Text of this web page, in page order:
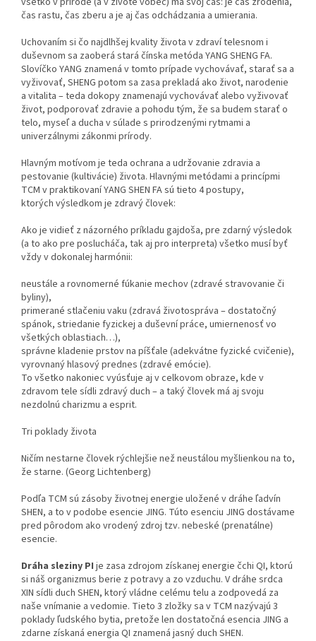
čas rastu, čas zberu a je aj čas odchádzania a umierania.
Uchovaním si čo najdlhšej kvality života v zdraví telesnom i
duševnom sa zaoberá stará čínska metóda YANG SHENG FA.
Slovíčko YANG znamená v tomto prípade vychovávať, starať sa a
vyživovať, SHENG potom sa zasa prekladá ako život, narodenie
a vitalita – teda dokopy znamenajú vychovávať alebo vyživovať
život, podporovať zdravie a pohodu tým, že sa budem starať o
telo, myseľ a ducha v súlade s prirodzenými rytmami a
univerzálnymi zákonmi prírody.
Hlavným motívom je teda ochrana a udržovanie zdravia a
pestovanie (kultivácie) života. Hlavnými metódami a princípmi
TCM v praktikovaní YANG SHEN FA sú tieto 4 postupy,
ktorých výsledkom je zdravý človek:
Ako je vidieť z názorného príkladu gajdoša, pre zdarný výsledok
(a to ako pre poslucháča, tak aj pro interpreta) všetko musí byť
vždy v dokonalej harmónii:
neustále a rovnomerné fúkanie mechov (zdravé stravovanie či
byliny),
primerané stlačeniu vaku (zdravá životospráva – dostatočný
spánok, striedanie fyzickej a duševní práce, umiernenosť vo
všetkých oblastiach…),
správne kladenie prstov na píšťale (adekvátne fyzické cvičenie),
vyrovnaný hlasový prednes (zdravé emócie).
To všetko nakoniec vyúsťuje aj v celkovom obraze, kde v
zdravom tele sídli zdravý duch – a taký človek má aj svoju
nezdolnú charizmu a esprit.
Tri poklady života
Ničím nestarne človek rýchlejšie než neustálou myšlienkou na to,
že starne. (Georg Lichtenberg)
Podľa TCM sú zásoby životnej energie uložené v dráhe ľadvín
SHEN, a to v podobe esencie JING. Túto esenciu JING dostávame
pred pôrodom ako vrodený zdroj tzv. nebeské (prenatálne)
esencie.
Dráha sleziny PI je zasa zdrojom získanej energie čchi QI, ktorú
si náš organizmus berie z potravy a zo vzduchu. V dráhe srdca
XIN sídli duch SHEN, ktorý vládne celému telu a zodpovedá za
naše vnímanie a vedomie. Tieto 3 zložky sa v TCM nazývajú 3
poklady ľudského bytia, pretože len dostatočná esencia JING a
zdarne získaná energia QI znamená jasný duch SHEN.